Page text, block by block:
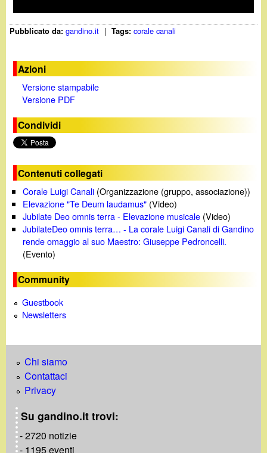
y
V
i
e
Pubblicato da:gandino.it | Tags:corale canali
Azioni
Versione stampabile
Versione PDF
Condividi
Contenuti collegati
Corale Luigi Canali (Organizzazione (gruppo, associazione))
Elevazione "Te Deum laudamus" (Video)
Jubilate Deo omnis terra - Elevazione musicale (Video)
JubilateDeo omnis terra… - La corale Luigi Canali di Gandino
rende omaggio al suo Maestro: Giuseppe Pedroncelli.
(Evento)
Community
Guestbook
Newsletters
Chi siamo
Contattaci
Privacy
Su gandino.it trovi:
- 2720 notizie
- 1195 eventi